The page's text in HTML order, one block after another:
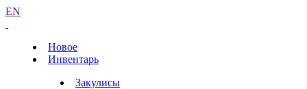
EN
Новое
Инвентарь
Закулисы